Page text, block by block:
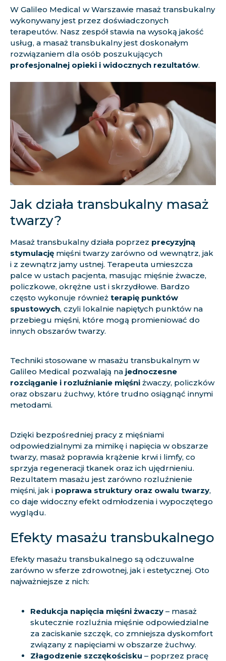
W Galileo Medical w Warszawie masaż transbukalny
wykonywany jest przez doświadczonych
terapeutów. Nasz zespół stawia na wysoką jakość
usług, a masaż transbukalny jest doskonałym
rozwiązaniem dla osób poszukujących
profesjonalnej opieki i widocznych rezultatów.
Jak działa transbukalny masaż
twarzy?
Masaż transbukalny działa poprzez precyzyjną
stymulację mięśni twarzy zarówno od wewnątrz, jak
i z zewnątrz jamy ustnej. Terapeuta umieszcza
palce w ustach pacjenta, masując mięśnie żwacze,
policzkowe, okrężne ust i skrzydłowe. Bardzo
często wykonuje również terapię punktów
spustowych, czyli lokalnie napiętych punktów na
przebiegu mięśni, które mogą promieniować do
innych obszarów twarzy.
Techniki stosowane w masażu transbukalnym w
Galileo Medical pozwalają na jednoczesne
rozciąganie i rozluźnianie mięśni żwaczy, policzków
oraz obszaru żuchwy, które trudno osiągnąć innymi
metodami.
Dzięki bezpośredniej pracy z mięśniami
odpowiedzialnymi za mimikę i napięcia w obszarze
twarzy, masaż poprawia krążenie krwi i limfy, co
sprzyja regeneracji tkanek oraz ich ujędrnieniu.
Rezultatem masażu jest zarówno rozluźnienie
mięśni, jak i poprawa struktury oraz owalu twarzy,
co daje widoczny efekt odmłodzenia i wypoczętego
wyglądu.
Efekty masażu transbukalnego
Efekty masażu transbukalnego są odczuwalne
zarówno w sferze zdrowotnej, jak i estetycznej. Oto
najważniejsze z nich:
Redukcja napięcia mięśni żwaczy – masaż
skutecznie rozluźnia mięśnie odpowiedzialne
za zaciskanie szczęk, co zmniejsza dyskomfort
związany z napięciami w obszarze żuchwy.
Złagodzenie szczękościsku – poprzez pracę